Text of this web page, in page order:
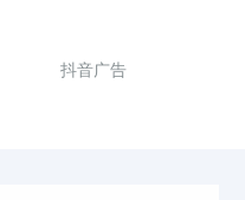
抖音广告